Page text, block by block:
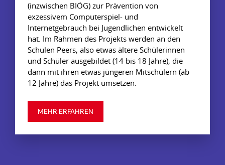
(inzwischen BIÖG) zur Prävention von
exzessivem Computerspiel- und
Internetgebrauch bei Jugendlichen entwickelt
hat. Im Rahmen des Projekts werden an den
Schulen Peers, also etwas ältere Schülerinnen
und Schüler ausgebildet (14 bis 18 Jahre), die
dann mit ihren etwas jüngeren Mitschülern (ab
12 Jahre) das Projekt umsetzen.
MEHR ERFAHREN